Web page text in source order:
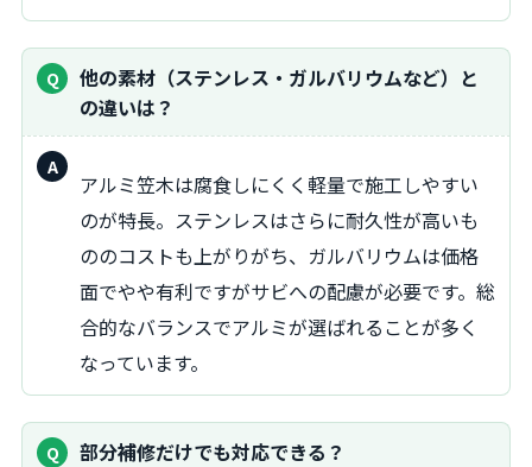
他の素材（ステンレス・ガルバリウムなど）と
の違いは？
答：
アルミ笠木は腐食しにくく軽量で施工しやすい
のが特長。ステンレスはさらに耐久性が高いも
ののコストも上がりがち、ガルバリウムは価格
面でやや有利ですがサビへの配慮が必要です。総
合的なバランスでアルミが選ばれることが多く
なっています。
部分補修だけでも対応できる？